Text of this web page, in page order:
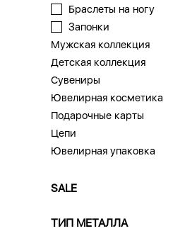
Браслеты на ногу
Запонки
Мужская коллекция
Детская коллекция
Сувениры
Ювелирная косметика
Подарочные карты
Цепи
Ювелирная упаковка
SALE
ТИП МЕТАЛЛА